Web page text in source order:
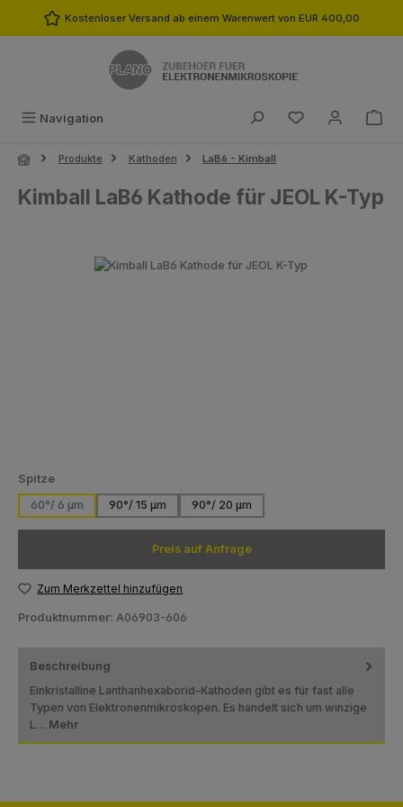
Zum Hauptinhalt springen
Kostenloser Versand ab einem Warenwert von EUR 400,00
Navigation Du hast 0
Produkte Kathoden LaB6 - Kimball
Kimball LaB6 Kathode für JEOL K-Typ
Bildergalerie überspringen
Spitzeauswählen
60°/ 6 µm
90°/ 15 µm 90°/ 20 µm
Preis auf Anfrage
Zum Merkzettel hinzufügen
Produktnummer: A06903-606
Beschreibung
Einkristalline Lanthanhexaborid-Kathoden gibt es für fast alle
Typen von Elektronenmikroskopen. Es handelt sich um winzige
L… Mehr